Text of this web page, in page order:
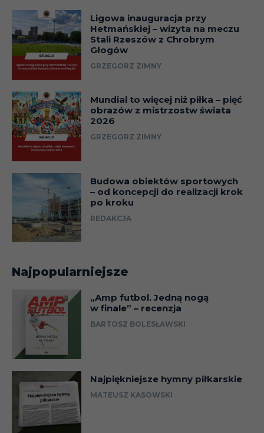
Ligowa inauguracja przy
Hetmańskiej – wizyta na meczu
Stali Rzeszów z Chrobrym
Głogów
GRZEGORZ ZIMNY
Mundial to więcej niż piłka – pięć
obrazów z mistrzostw świata
2026
GRZEGORZ ZIMNY
Budowa obiektów sportowych
– od koncepcji do realizacji krok
po kroku
REDAKCJA
Najpopularniejsze
„Amp futbol. Jedną nogą
w finale” – recenzja
BARTOSZ BOLESŁAWSKI
Najpiękniejsze hymny piłkarskie
MATEUSZ KASOWSKI